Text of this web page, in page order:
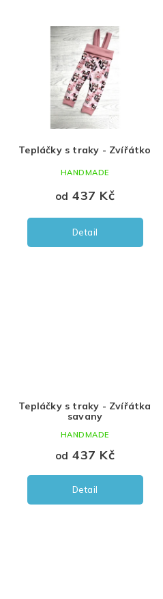
Tepláčky s traky - Zvířátko
od 437 Kč
Detail
HANDMADE
Tepláčky s traky - Zvířátka
savany
od 437 Kč
Detail
HANDMADE